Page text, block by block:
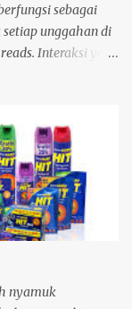
sebagai
unggahan di
Interaksi yang
Ada seorang
akun Threads
Istilah tersebut
rasa penasaran.
nyamuk